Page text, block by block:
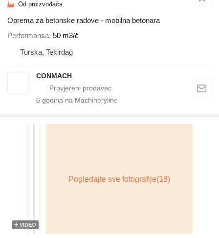
Od proizvođača
Oprema za betonske radove - mobilna betonara
Performansa 50 m3/č
Turska, Tekirdağ
CONMACH
6 godina na Machineryline
VIDEO